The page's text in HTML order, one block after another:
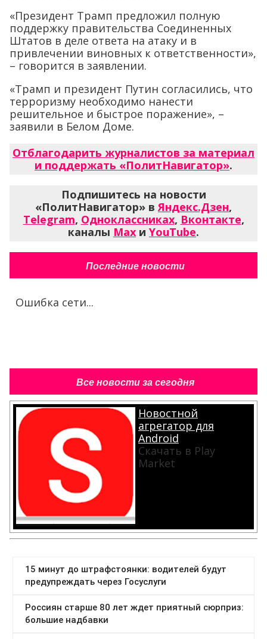
«Президент Трамп предложил полную
поддержку правительства Соединенных
Штатов в деле ответа на атаку и в
привлечении виновных к ответственности»,
– говорится в заявлении.
«Трамп и президент Путин согласились, что
терроризму необходимо нанести
решительное и быстрое поражение», –
заявили в Белом Доме.
Отблагодарить журналистов за материал
и поддержать «ПолитНавигатор».
Подпишитесь на новости
«ПолитНавигатор» в Яндекс.Дзен,
Telegram, Одноклассниках, Вконтакте,
каналы Max и YouTube.
Последние новости
Ошибка сети...
Все новости за сегодня
Новостной
агрегатор для
Android
Скачать в Play
Market